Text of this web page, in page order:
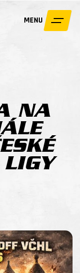
MENU
NA
LIGY